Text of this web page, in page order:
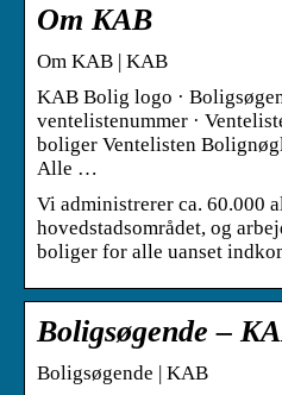
Om KAB
Om KAB | KAB
KAB Bolig logo ·
ventelistenummer ·
boliger Ventelisten
Alle …
Vi administrerer ca. 60.000
hovedstadsområdet, og
boliger for alle uanset
Boligsøgende –
Boligsøgende | KAB